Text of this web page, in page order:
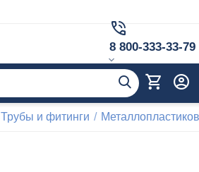
8 800-333-33-79
Трубы и фитинги /